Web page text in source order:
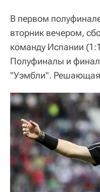
В первом
вторник вечером,
команду Испании
Полуфиналы и
"Уэмбли". Решающая